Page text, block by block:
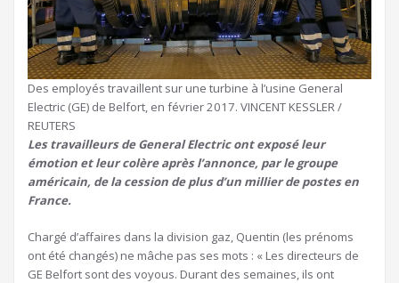
Des employés travaillent sur une turbine à l’usine General
Electric (GE) de Belfort, en février 2017. VINCENT KESSLER /
REUTERS
Les travailleurs de General Electric ont exposé leur
émotion et leur colère après l’annonce, par le groupe
américain, de la cession de plus d’un millier de postes en
France.
Chargé d’affaires dans la division gaz, Quentin (les prénoms
ont été changés) ne mâche pas ses mots : « Les directeurs de
GE Belfort sont des voyous. Durant des semaines, ils ont